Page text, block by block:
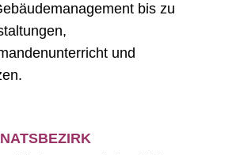
bis zu
und